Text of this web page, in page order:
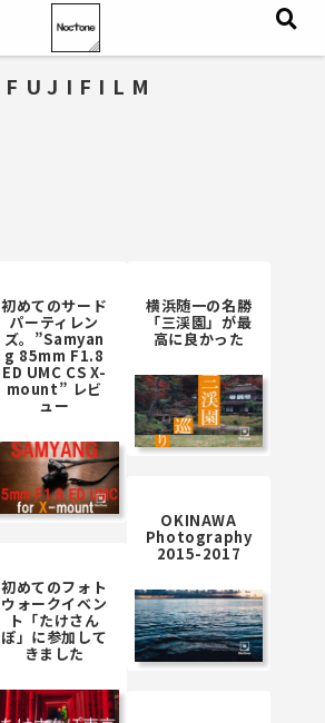
FUJIFILM
初めてのサード
パーティレン
ズ。”Samyan
g 85mm F1.8
ED UMC CS X-
mount” レビ
ュー
横浜随一の名勝
「三渓園」が最
高に良かった
OKINAWA
Photography
2015-2017
初めてのフォト
ウォークイベン
ト「たけさん
ぽ」に参加して
きました